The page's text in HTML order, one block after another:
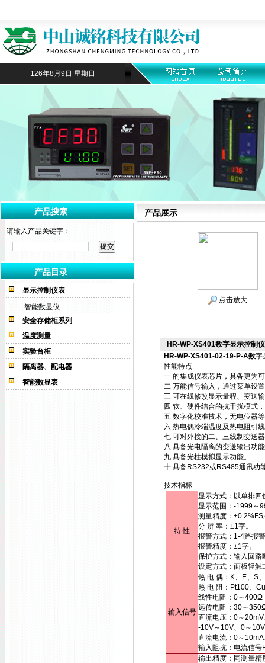
126年8月9日 星期日
产品搜索
请输入产品关键字：
产品目录
显示控制仪表
智能数显仪
安全存储柜系列
温度测量
实验台柜
隔离器、配电器
智能数显表
产品展示
点击放大
HR-WP-XS401数字显示控制
HR-WP-XS401-02-19-P-A数字
性能特点
一 的集成仪表芯片，具备更为
二 万能信号输入，通过菜单设
三 可在线修改显示量程、变送
四 软、硬件结合的抗干扰模式
五 数字化校准技术，无电位器
六 热电偶冷端温度及热电阻引
七 可对外接的二、三线制变送
八 具备光电隔离的变送输出功
九 具备光柱模拟显示功能。
十 具备RS232或RS485通讯功
技术指标
特 性
显示方式：以单排
显示范围：-1999～
测量精度：
分 辨 率：±1字。
报警方式：1-4路报
报警精度：±1字。
保护方式：输入回路
设定方式：面板轻触
输入信号
热 电 偶：K、E、S
热 电 阻：Pt100、
线性电阻：0～400Ω
远传电阻：30～
直流电压：0～
-10V～10V、0～
直流电流：0～
输入阻抗：电流信
输出精度：同测量精